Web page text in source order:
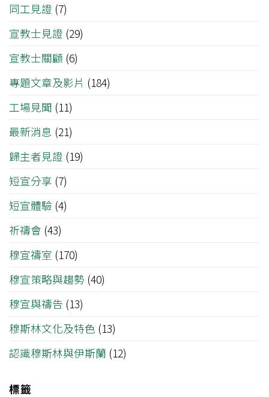
同工見證 (7)
宣教士見證 (29)
宣教士關顧 (6)
專題文章及影片 (184)
工場見聞 (11)
最新消息 (21)
歸主者見證 (19)
短宣分享 (7)
短宣體驗 (4)
祈禱會 (43)
穆宣禱室 (170)
穆宣策略與趨勢 (40)
穆宣與禱告 (13)
穆斯林文化及特色 (13)
認識穆斯林與伊斯蘭 (12)
標籤